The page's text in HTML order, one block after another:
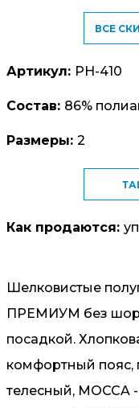
ВСЕ
Артикул: PH-410
Состав: 86%
Размеры: 2
Как продаются:
Шелковистые
ПРЕМИУМ без
посадкой.
комфортный пояс,
телесный, MOCCA